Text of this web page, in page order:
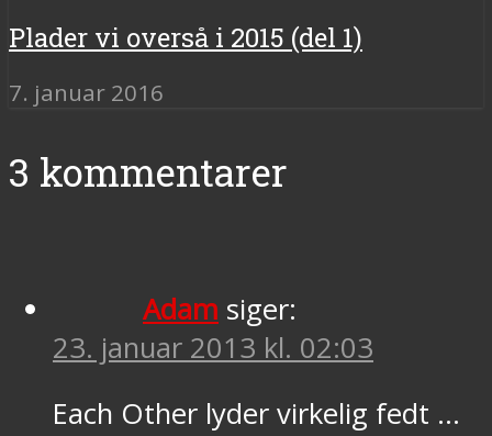
Plader vi overså i 2015 (del 1)
7. januar 2016
3 kommentarer
Adam siger:
23. januar 2013 kl. 02:03
Each Other lyder virkelig fedt …